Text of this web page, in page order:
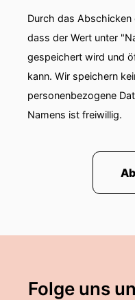
Durch das
dass der Wert unter
gespeichert wird und
kann. Wir speichern
personenbezogene
Namens ist freiwillig.
Folge uns